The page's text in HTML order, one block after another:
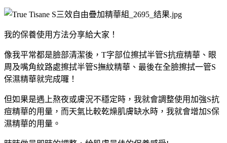
我的保養使用方法分享給大家！
像我平常都是臉部清潔後， T字部位擦拭半管S抗痘精華、眼
周及嘴角紋路處擦拭半管S撫紋精華、最後在全臉擦拭一管S
保濕精華就完成囉！
但如果是遇上熬夜或膚況不穩定時，我就會調整使用加強S抗
痘精華的用量，而天氣比較乾燥肌膚缺水時，我就會增加S保
濕精華的用量。